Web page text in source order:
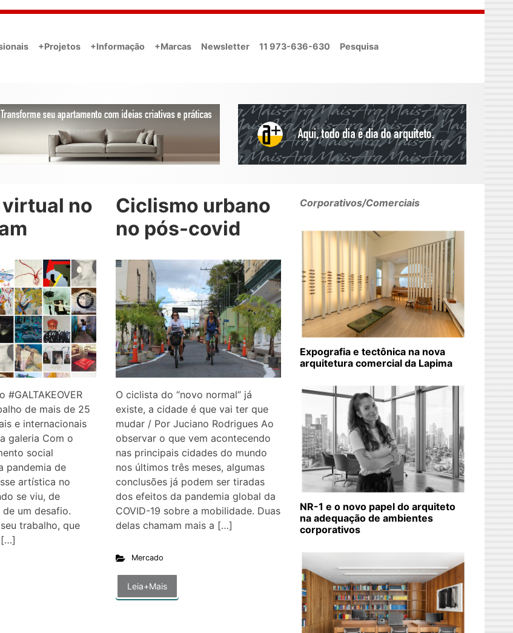
+Projetos +Informação +Marcas Newsletter 11 973-636-630 Pesquisa
no
#GALTAKEOVER
de mais de 25
e internacionais
galeria Com o
social
pandemia de
artística no
se viu, de
um desafio.
trabalho, que
[…]
Ciclismo urbano
no pós-covid
O ciclista do “novo normal” já
existe, a cidade é que vai ter que
mudar / Por Juciano Rodrigues Ao
observar o que vem acontecendo
nas principais cidades do mundo
nos últimos três meses, algumas
conclusões já podem ser tiradas
dos efeitos da pandemia global da
COVID-19 sobre a mobilidade. Duas
delas chamam mais a […]
Mercado
Leia+Mais
Corporativos/Comerciais
Expografia e tectônica na nova
arquitetura comercial da Lapima
NR-1 e o novo papel do arquiteto
na adequação de ambientes
corporativos